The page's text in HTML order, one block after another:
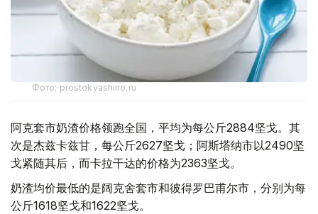
Фото: prostokvashino.ru
阿克套市奶渣价格领跑全国，平均为每公斤2884坚戈。其
次是杰兹卡兹甘，每公斤2627坚戈；阿斯塔纳市以2490坚
戈紧随其后，而卡拉干达的价格为2363坚戈。
奶渣均价最低的是阔克舍套市和彼得罗巴甫尔市，分别为每
公斤1618坚戈和1622坚戈。